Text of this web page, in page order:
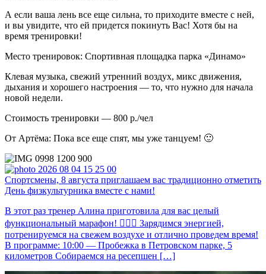
А если ваша лень все еще сильна, то приходите вместе с ней,
и вы увидите, что ей придется покинуть Вас! Хотя бы на
время тренировки!
Место тренировок: Спортивная площадка парка «Динамо»
Клевая музыка, свежий утренний воздух, микс движения,
дыхания и хорошего настроения — то, что нужно для начала
новой недели.
Стоимость тренировки — 800 р./чел
От Артёма: Пока все еще спят, мы уже танцуем! 🙂
Спортсмены, 8 августа приглашаем вас традиционно отметить
День физкультурника вместе с нами!
В этот раз тренер Алина приготовила для вас целый
функциональный марафон! 🏃🏻‍♀️ Зарядимся энергией,
потренируемся на свежем воздухе и отлично проведем время!
В программе: 10:00 — Пробежка в Петровском парке, 5
километров Собираемся на ресепшен […]